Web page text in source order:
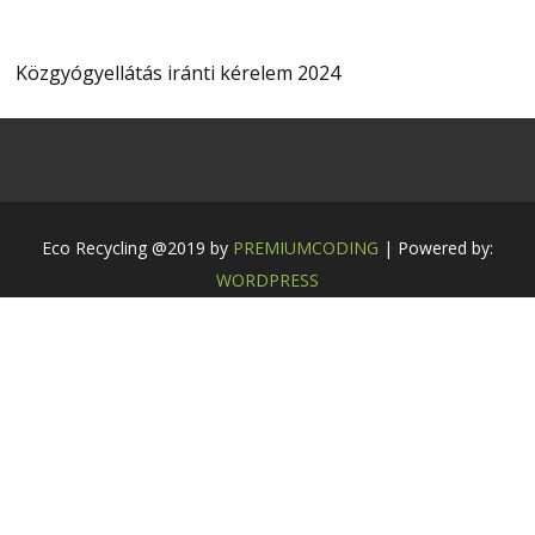
Közgyógyellátás iránti kérelem 2024
Eco Recycling @2019 by PREMIUMCODING | Powered by:
WORDPRESS